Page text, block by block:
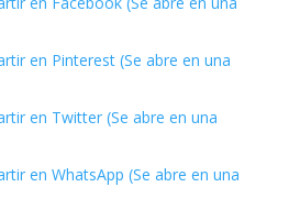
en Pinterest (Se abre en una
en Twitter (Se abre en una
en WhatsApp (Se abre en una